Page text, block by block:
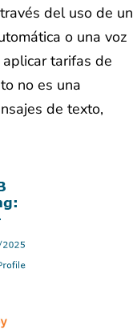
del uso de un
o una voz
tarifas de
no es una
de texto,